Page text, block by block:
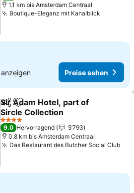
1.1 km bis Amsterdam Centraal
Boutique-Eleganz mit Kanalblick
anzeigen Preise sehen
TeilenZu Favoriten hinzufügen
Sir Adam Hotel, part of
Sircle Collection
Preise sehen
4 Sterne
9.0 Hervorragend
5’793
0.8 km bis Amsterdam Centraal
Das Restaurant des Butcher Social Club